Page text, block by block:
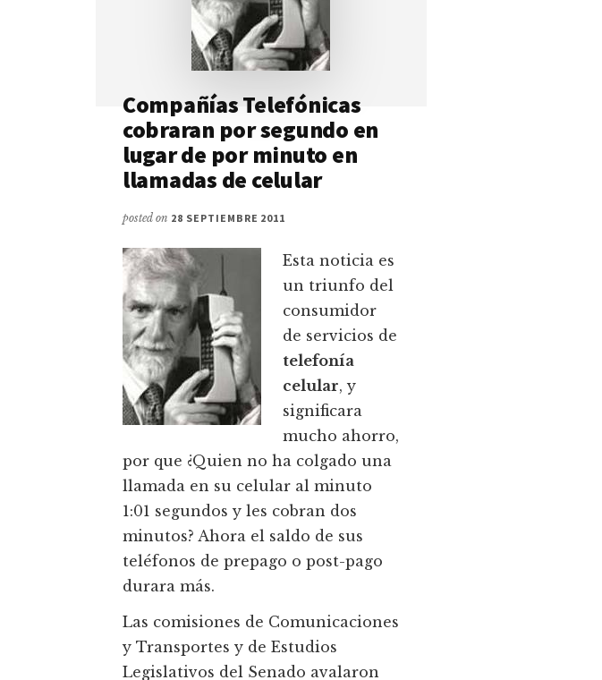
Compañías Telefónicas
cobraran por segundo en
lugar de por minuto en
llamadas de celular
posted on 28 SEPTIEMBRE 2011
Esta noticia es
un triunfo del
consumidor
de servicios de
telefonía
celular, y
significara
mucho ahorro,
por que ¿Quien no ha colgado una
llamada en su celular al minuto
1:01 segundos y les cobran dos
minutos? Ahora el saldo de sus
teléfonos de prepago o post-pago
durara más.
Las comisiones de Comunicaciones
y Transportes y de Estudios
Legislativos del Senado avalaron